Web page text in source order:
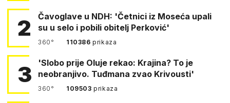
2
Čavoglave u NDH: 'Četnici iz Moseća upali
su u selo i pobili obitelj Perković'
360° 110386prikaza
3
'Slobo prije Oluje rekao: Krajina? To je
neobranjivo. Tuđmana zvao Krivousti'
360° 109503prikaza